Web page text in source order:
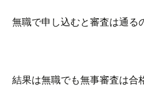
無職で申し込むと審査は通る
結果は無職でも無事審査は合